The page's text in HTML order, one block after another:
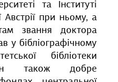
та Інституті
Австрії при ньому, а
звання доктора
у бібліографічному
бібліотеки
також добре